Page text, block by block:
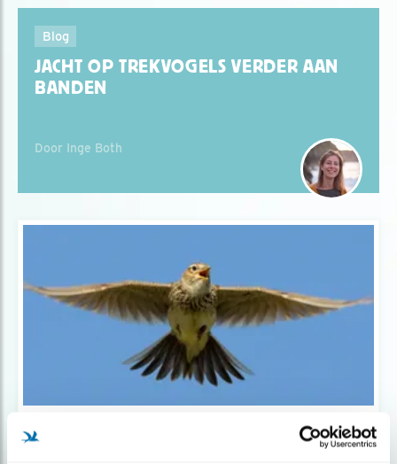
Blog
JACHT OP TREKVOGELS VERDER AAN
BANDEN
Door Inge Both